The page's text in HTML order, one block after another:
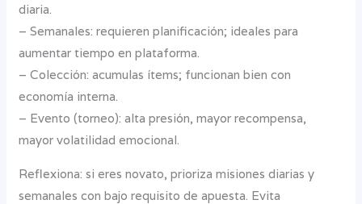
diaria.
– Semanales: requieren planificación; ideales para
aumentar tiempo en plataforma.
– Colección: acumulas ítems; funcionan bien con
economía interna.
– Evento (torneo): alta presión, mayor recompensa,
mayor volatilidad emocional.
Reflexiona: si eres novato, prioriza misiones diarias y
semanales con bajo requisito de apuesta. Evita